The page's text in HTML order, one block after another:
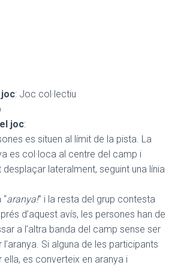
: Joc col·lectiu
joc:
es situen al límit de la pista. La
es col·loca al centre del camp i
lateralment, seguint una línia
“aranya!” i la resta del grup contesta
d’aquest avís, les persones han de
a l’altra banda del camp sense ser
Si alguna de les participants
es converteix en aranya i